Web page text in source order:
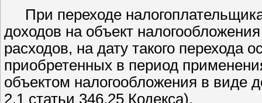
При переходе
доходов на объект
расходов, на дату такого перехода
приобретенных в период
объектом налогообложения в виде
2.1 статьи 346.25 Кодекса).